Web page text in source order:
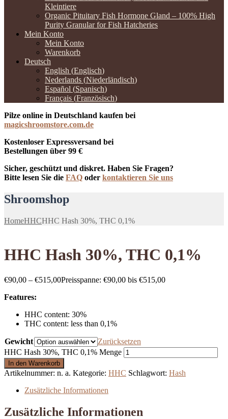
Kleintiere
Organic Pituitary Fish Hormone Gland – 100% High
Purity Granular for Fish Hatcheries
Mein Konto
Mein Konto
Warenkorb
Deutsch
English (Englisch)
Nederlands (Niederländisch)
Español (Spanisch)
Français (Französisch)
Pilze online in Deutschland kaufen bei
magicshroomstore.com.de
Kostenloser Expressversand bei
Bestellungen über 99 €
Sicher, geschützt und diskret. Haben Sie Fragen?
Bitte lesen Sie die FAQ oder kontaktieren Sie uns
Shroomshop
HomeHHCHHC Hash 30%, THC 0,1%
HHC Hash 30%, THC 0,1%
€90,00 – €515,00Preisspanne: €90,00 bis €515,00
Features:
HHC content: 30%
THC content: less than 0,1%
Gewicht
Zurücksetzen
HHC Hash 30%, THC 0,1% Menge
In den Warenkorb
Artikelnummer: n. a. Kategorie: HHC Schlagwort: Hash
Zusätzliche Informationen
Zusätzliche Informationen